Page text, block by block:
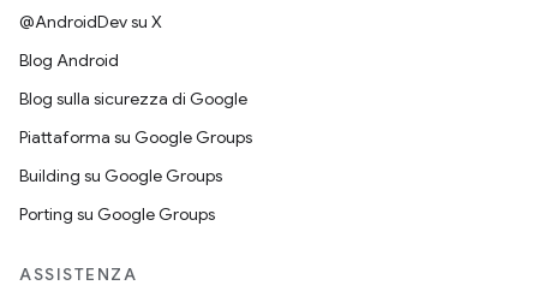
@AndroidDev su X
Blog Android
Blog sulla sicurezza di Google
Piattaforma su Google Groups
Building su Google Groups
Porting su Google Groups
ASSISTENZA